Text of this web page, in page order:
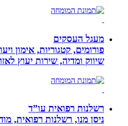
מעגל העסקים
פורומים, קטגוריות, אימון
שיווק ומדיה, שירות יעוץ
רשלנות רפואית עו”ד
ניסן מנו, רשלנות רפואית,